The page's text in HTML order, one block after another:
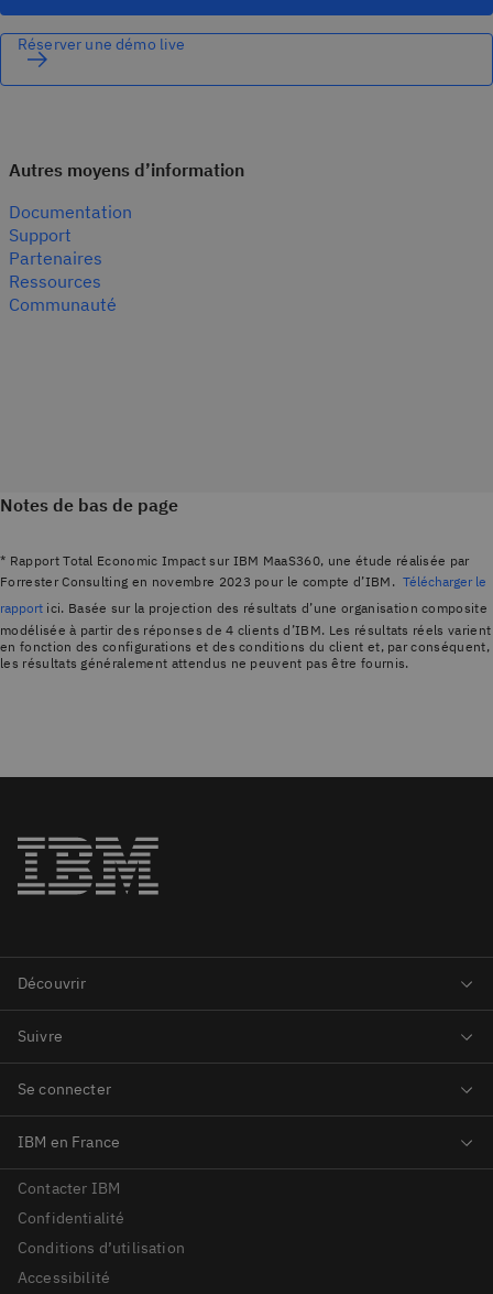
Réserver une démo live
Autres moyens d’information
Documentation
Support
Partenaires
Ressources
Communauté
Notes de bas de page
* Rapport Total Economic Impact sur IBM MaaS360, une étude réalisée par
Forrester Consulting en novembre 2023 pour le compte d’IBM. Télécharger le
rapport ici. Basée sur la projection des résultats d’une organisation composite
modélisée à partir des réponses de 4 clients d’IBM. Les résultats réels varient
en fonction des configurations et des conditions du client et, par conséquent,
les résultats généralement attendus ne peuvent pas être fournis.
Contacter IBM
Confidentialité
Conditions d’utilisation
Accessibilité